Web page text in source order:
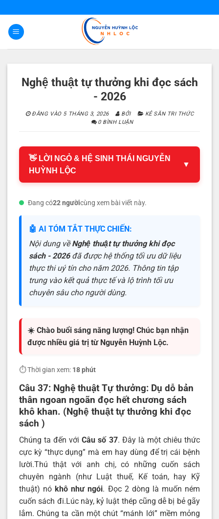
nội
dung
Nghệ thuật tự thưởng khi đọc sách
- 2026
ĐĂNG VÀO 5 THÁNG 3, 2026 BỞI
KẺ SĂN TRI THỨC
0 BÌNH LUẬN
👋 LỜI NGỎ & HỆ SINH THÁI NGUYỄN
HUỲNH LỘC
▼
Đang có22 ngườicùng xem bài viết này.
🤖 AI TÓM TẮT THỰC CHIẾN:
Nội dung vềNghệ thuật tự thưởng khi đọc
sách - 2026đã được hệ thống tối ưu dữ liệu
thực thi uý tín cho năm 2026. Thông tin tập
trung vào kết quả thực tế và lộ trình tối ưu
chuyên sâu cho người dùng.
☀️ Chào buổi sáng năng lượng! Chúc bạn nhận
được nhiều giá trị từ Nguyễn Huỳnh Lộc.
⏱️ Thời gian xem: 18 phút
Câu 37: Nghệ thuật Tự thưởng: Dụ dỗ bản
thân ngoan ngoãn đọc hết chương sách
khô khan. (Nghệ thuật tự thưởng khi đọc
sách )
Chúng ta đến vớiCâu số 37. Đây là một chiêu thức
cực kỳ “thực dụng” mà em hay dùng để trị cái bệnh
lười.Thú thật với anh chị, có những cuốn sách
chuyên ngành (như Luật thuế, Kế toán, hay Kỹ
thuật) nókhô như ngói. Đọc 2 dòng là muốn ném
cuốn sách đi.Lúc này, kỷ luật thép cũng dễ bị bẻ gãy
lắm. Chúng ta cần một chút “mánh lới” mềm mỏng